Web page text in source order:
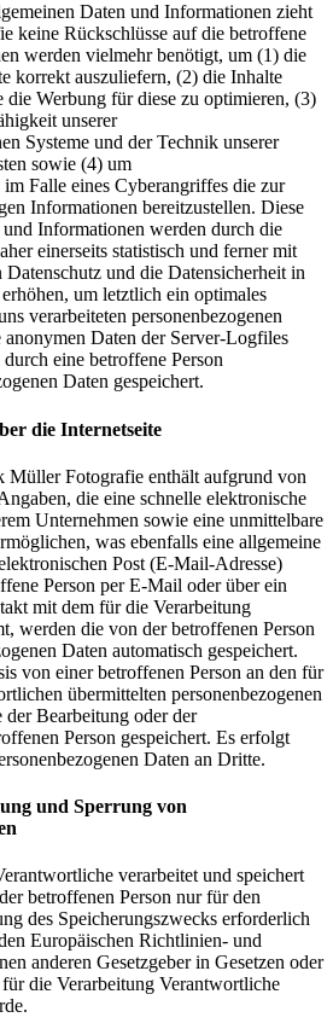
Daten und Informationen zieht
keine Rückschlüsse auf die betroffene
werden vielmehr benötigt, um (1) die
korrekt auszuliefern, (2) die Inhalte
die Werbung für diese zu optimieren, (3)
unserer
Systeme und der Technik unserer
sowie (4) um
Falle eines Cyberangriffes die zur
Informationen bereitzustellen. Diese
Informationen werden durch die
einerseits statistisch und ferner mit
Datenschutz und die Datensicherheit in
um letztlich ein optimales
verarbeiteten personenbezogenen
Daten der Server-Logfiles
eine betroffene Person
Daten gespeichert.
die Internetseite
Müller Fotografie enthält aufgrund von
die eine schnelle elektronische
Unternehmen sowie eine unmittelbare
was ebenfalls eine allgemeine
Post (E-Mail-Adresse)
Person per E-Mail oder über ein
mit dem für die Verarbeitung
werden die von der betroffenen Person
Daten automatisch gespeichert.
von einer betroffenen Person an den für
übermittelten personenbezogenen
Bearbeitung oder der
Person gespeichert. Es erfolgt
Daten an Dritte.
und Sperrung von
verarbeitet und speichert
betroffenen Person nur für den
des Speicherungszwecks erforderlich
Europäischen Richtlinien- und
anderen Gesetzgeber in Gesetzen oder
die Verarbeitung Verantwortliche